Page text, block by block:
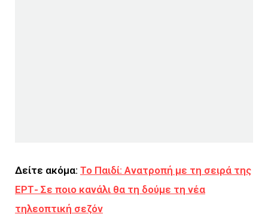
Δείτε ακόμα: Το Παιδί: Ανατροπή με τη σειρά της
ΕΡΤ- Σε ποιο κανάλι θα τη δούμε τη νέα
τηλεοπτική σεζόν